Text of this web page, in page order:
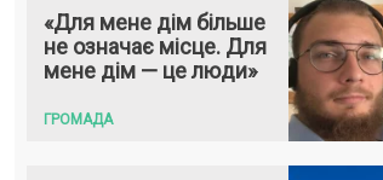
«Для мене дім більше
не означає місце. Для
мене дім — це люди»
ГРОМАДА